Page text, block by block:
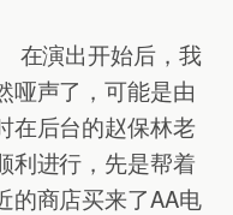
在演出开始后，我
哑声了，可能是由
在后台的赵保林老
利进行，先是帮着
的商店买来了AA电